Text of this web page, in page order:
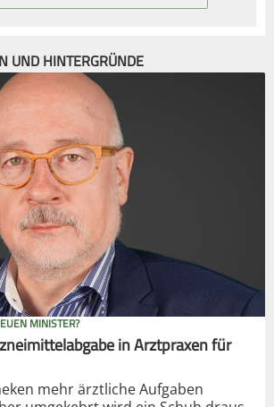
UND HINTERGRÜNDE
MINISTER?
in Arztpraxen für
mehr ärztliche Aufgaben